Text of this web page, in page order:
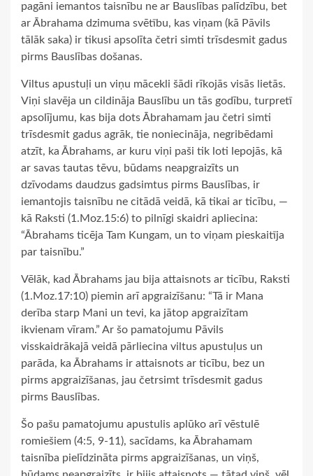
pagāni iemantos taisnību ne ar Bauslības palīdzību, bet
ar Ābrahama dzimuma svētību, kas viņam (kā Pāvils
tālāk saka) ir tikusi apsolīta četri simti trīsdesmit gadus
pirms Bauslības došanas.
Viltus apustuļi un viņu mācekli šādi rīkojās visās lietās.
Viņi slavēja un cildināja Bauslību un tās godību, turpretī
apsolījumu, kas bija dots Ābrahamam jau četri simti
trīsdesmit gadus agrāk, tie noniecināja, negribēdami
atzīt, ka Ābrahams, ar kuru viņi paši tik loti lepojās, kā
ar savas tautas tēvu, būdams neapgraizīts un
dzīvodams daudzus gadsimtus pirms Bauslības, ir
iemantojis taisnību ne citādā veidā, kā tikai ar ticību, —
kā Raksti (1.Moz.15:6) to pilnīgi skaidri apliecina:
“Ābrahams ticēja Tam Kungam, un to viņam pieskaitīja
par taisnību.”
Vēlāk, kad Ābrahams jau bija attaisnots ar ticību, Raksti
(1.Moz.17:10) piemin arī apgraizīšanu: “Tā ir Mana
derība starp Mani un tevi, ka jātop apgraizītam
ikvienam vīram.” Ar šo pamatojumu Pāvils
visskaidrākajā veidā pārliecina viltus apustuļus un
parāda, ka Ābrahams ir attaisnots ar ticību, bez un
pirms apgraizīšanas, jau četrsimt trīsdesmit gadus
pirms Bauslības.
Šo pašu pamatojumu apustulis aplūko arī vēstulē
romiešiem (4:5, 9-11), sacīdams, ka Ābrahamam
taisnība pielīdzināta pirms apgraizīšanas, un viņš,